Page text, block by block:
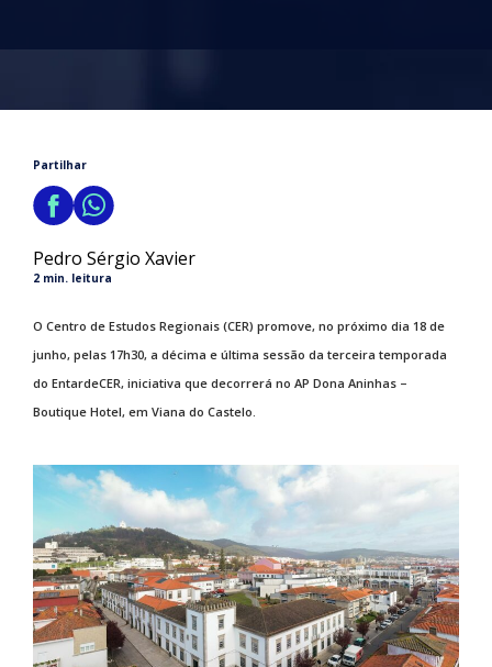
Partilhar
Pedro Sérgio Xavier
2 min. leitura
O Centro de Estudos Regionais (CER) promove, no próximo dia 18 de
junho, pelas 17h30, a décima e última sessão da terceira temporada
do EntardeCER, iniciativa que decorrerá no AP Dona Aninhas –
Boutique Hotel, em Viana do Castelo.